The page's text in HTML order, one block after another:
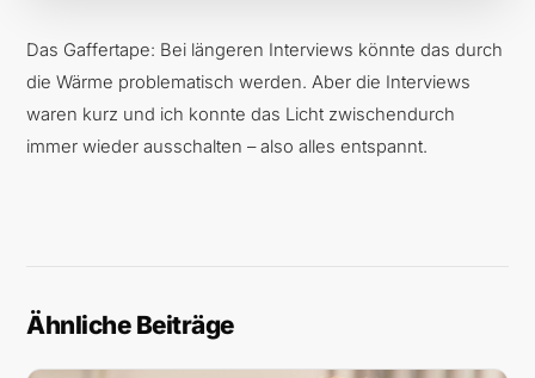
Das Gaffertape: Bei längeren Interviews könnte das durch
die Wärme problematisch werden. Aber die Interviews
waren kurz und ich konnte das Licht zwischendurch
immer wieder ausschalten – also alles entspannt.
Ähnliche Beiträge